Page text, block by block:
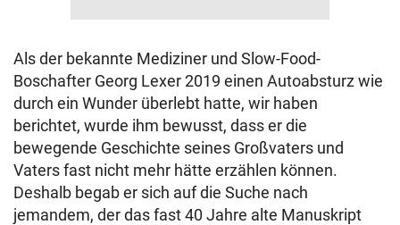
Als der bekannte Mediziner und Slow-Food-
Boschafter Georg Lexer 2019 einen Autoabsturz wie
durch ein Wunder überlebt hatte, wir haben
berichtet, wurde ihm bewusst, dass er die
bewegende Geschichte seines Großvaters und
Vaters fast nicht mehr hätte erzählen können.
Deshalb begab er sich auf die Suche nach
jemandem, der das fast 40 Jahre alte Manuskript